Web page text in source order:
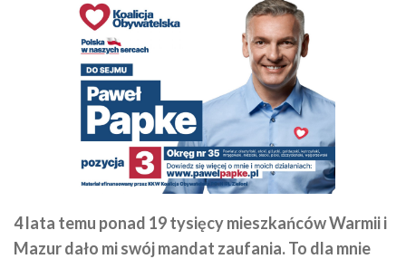
4 lata temu ponad 19 tysięcy mieszkańców Warmii i
Mazurdało mi swój mandat zaufania. To dla mnie